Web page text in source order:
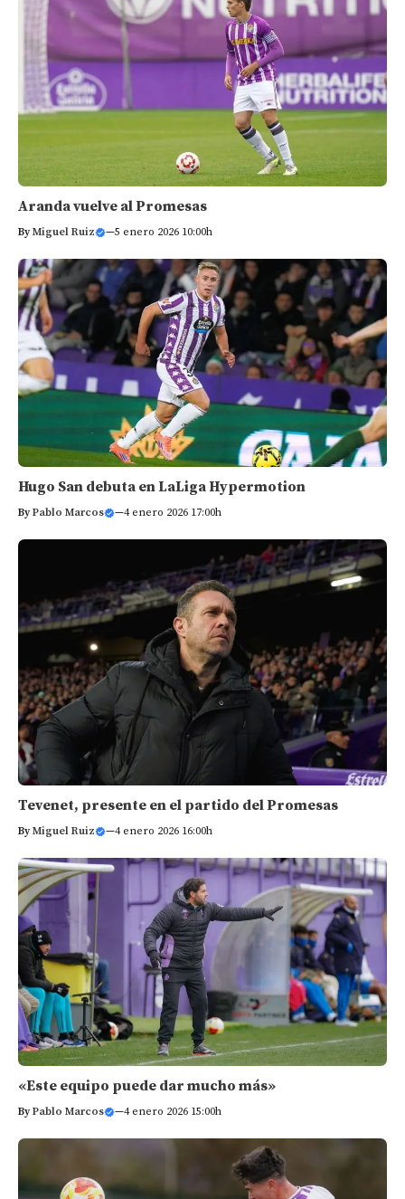
Aranda vuelve al Promesas
ByMiguel Ruiz —5 enero 2026 10:00h
Hugo San debuta en LaLiga Hypermotion
ByPablo Marcos —4 enero 2026 17:00h
Tevenet, presente en el partido del Promesas
ByMiguel Ruiz —4 enero 2026 16:00h
«Este equipo puede dar mucho más»
ByPablo Marcos —4 enero 2026 15:00h